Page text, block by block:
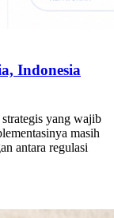
Indonesia
yang wajib
masih
antara regulasi